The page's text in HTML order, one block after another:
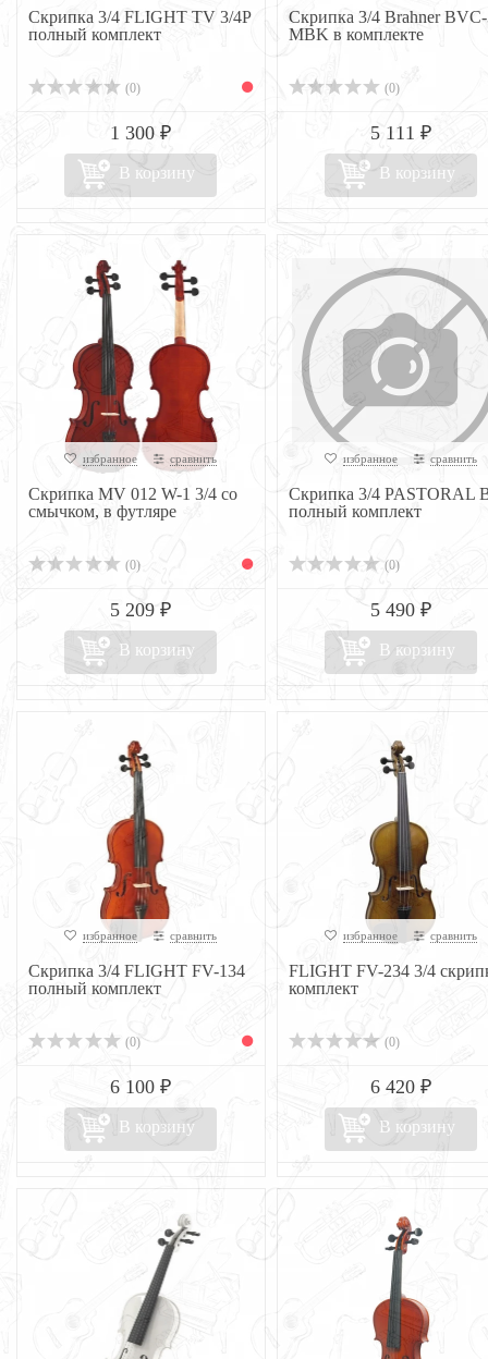
Cкрипка 3/4 FLIGHT TV 3/4P
полный комплект
(0)
1 300 ₽
В корзину
Скрипка 3/4 Brahner
MBK в комплекте
(0)
5 111 ₽
В корзину
избранное сравнить
Скрипка MV 012 W-1 3/4 со
смычком, в футляре
(0)
5 209 ₽
В корзину
избранное сравнить
Скрипка 3/4 PASTORAL
полный комплект
(0)
5 490 ₽
В корзину
избранное сравнить
Скрипка 3/4 FLIGHT FV-134
полный комплект
(0)
6 100 ₽
В корзину
избранное сравнить
FLIGHT FV-234 3/4
комплект
(0)
6 420 ₽
В корзину